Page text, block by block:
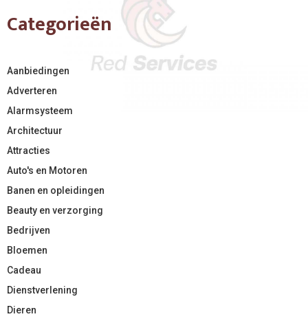
Categorieën
Aanbiedingen
Adverteren
Alarmsysteem
Architectuur
Attracties
Auto's en Motoren
Banen en opleidingen
Beauty en verzorging
Bedrijven
Bloemen
Cadeau
Dienstverlening
Dieren